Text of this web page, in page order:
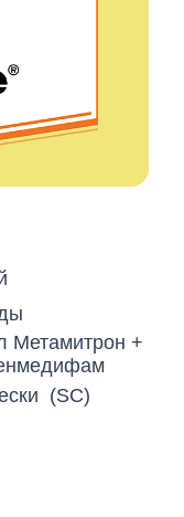
Метамитрон +
(SC)